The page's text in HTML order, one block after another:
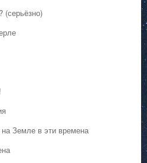
Земле в эти времена